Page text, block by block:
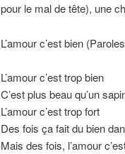
pour le mal de tête), une
L’amour c’est bien
L’amour c’est trop bien
C’est plus beau qu’un
L’amour c’est trop fort
Des fois ça fait du bien
Mais des fois, l’amour